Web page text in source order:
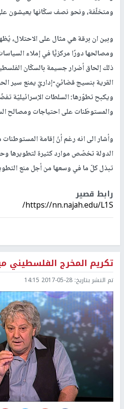
ومتخلّفة، ونحو نصف سكّانها يعيشون
وبين ان برقة هي مثال على الاحتلال،
ومصالحها دورًا مركزيًّا في إملاء
ذلك إلحاق أضرار جسيمة بالسكّان
القرية بنسيج قضائيّ-إداريّ يمنع سير
ويكبح تطوّرها: السلطات الإسرائيليّة
والمستوطَنات على احتياجات ومصالح
وأشار الى انه رغم أنّ إقامة المستوطنات
الدولة تخصّص موارد كثيرة لتطويرها
تبذل كلّ ما في وسعها من أجل منع
رابط قصير
https://nn.najah.edu/L1S/
تكريم المخرج الفلسطيني
تم النشر بتاريخ: 2017-05-28 14:15